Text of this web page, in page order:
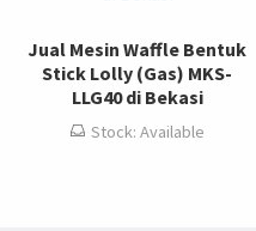
Jual Mesin Waffle Bentuk
Stick Lolly (Gas) MKS-
LLG40 di Bekasi
Stock: Available